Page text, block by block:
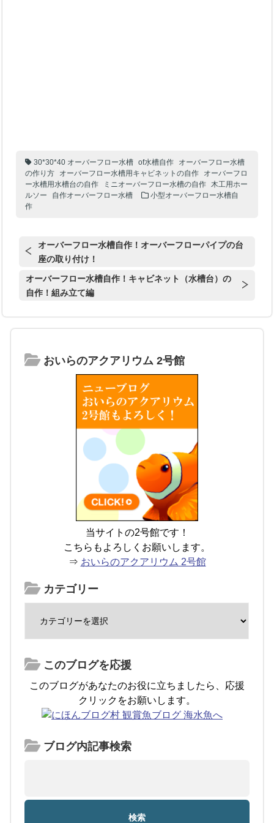
30*30*40 オーバーフロー水槽 of水槽自作
オーバーフロー水槽
の作り方
オーバーフロー水槽用キャビネットの自作
オーバーフロ
ー水槽用水槽台の自作
ミニオーバーフロー水槽の自作
木工用ホー
ルソー
自作オーバーフロー水槽
小型オーバーフロー水槽自
作
オーバーフロー水槽自作！オーバーフローパイプの台
座の取り付け！
オーバーフロー水槽自作！キャビネット（水槽台）の
自作！組み立て編
おいらのアクアリウム 2号館
当サイトの2号館です！
こちらもよろしくお願いします。
⇒ おいらのアクアリウム 2号館
カテゴリー
このブログを応援
このブログがあなたのお役に立ちましたら、応援
クリックをお願いします。
ブログ内記事検索